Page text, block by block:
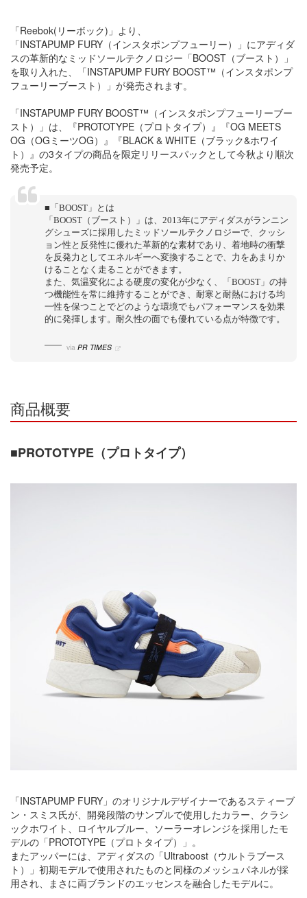
「Reebok(リーボック)」より、
「INSTAPUMP FURY（インスタポンプフューリー）」にアディダ
スの革新的なミッドソールテクノロジー「BOOST（ブースト）」
を取り入れた、「INSTAPUMP FURY BOOST™（インスタポンプ
フューリーブースト）」が発売されます。
「INSTAPUMP FURY BOOST™（インスタポンプフューリーブー
スト）」は、『PROTOTYPE（プロトタイプ）』『OG MEETS
OG（OGミーツOG）』『BLACK & WHITE（ブラック&ホワイ
ト）』の3タイプの商品を限定リリースパックとして今秋より順次
発売予定。
■「BOOST」とは
「BOOST（ブースト）」は、2013年にアディダスがランニン
グシューズに採用したミッドソールテクノロジーで、クッシ
ョン性と反発性に優れた革新的な素材であり、着地時の衝撃
を反発力としてエネルギーへ変換することで、力をあまりか
けることなく走ることができます。
また、気温変化による硬度の変化が少なく、「BOOST」の持
つ機能性を常に維持することができ、耐寒と耐熱における均
一性を保つことでどのような環境でもパフォーマンスを効果
的に発揮します。耐久性の面でも優れている点が特徴です。
via PR TIMES
商品概要
■PROTOTYPE（プロトタイプ）
「INSTAPUMP FURY」のオリジナルデザイナーであるスティーブ
ン・スミス氏が、開発段階のサンプルで使用したカラー、クラシ
ックホワイト、ロイヤルブルー、ソーラーオレンジを採用したモ
デルの「PROTOTYPE（プロトタイプ）」。
またアッパーには、アディダスの「Ultraboost（ウルトラブース
ト）」初期モデルで使用されたものと同様のメッシュパネルが採
用され、まさに両ブランドのエッセンスを融合したモデルに。